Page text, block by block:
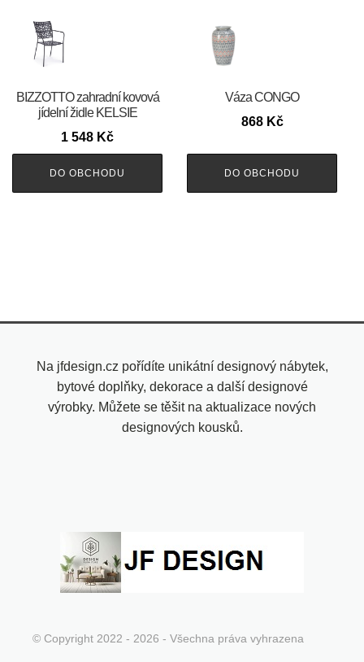
BIZZOTTO zahradní kovová
jídelní židle KELSIE
1 548 Kč
DO OBCHODU
Váza CONGO
868 Kč
DO OBCHODU
Na jfdesign.cz pořídíte unikátní designový nábytek,
bytové doplňky, dekorace a další designové
výrobky. Můžete se těšit na aktualizace nových
designových kousků.
© Copyright 2022 - 2026 - Všechna práva vyhrazena